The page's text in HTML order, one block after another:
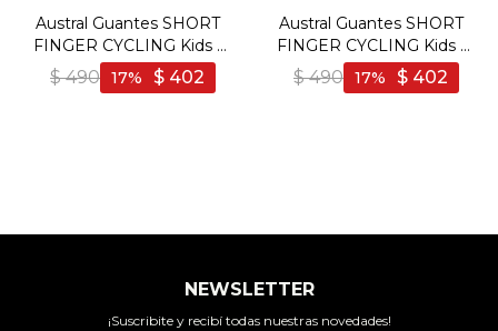
Austral Guantes SHORT
FINGER CYCLING Kids -
Fucsia/Negro - Fucsia-
Negro
$ 490 $ 402
17
Austral Guantes SHORT
FINGER CYCLING Kids -
Amarillo/Gris - Amarillo-
Gris
$ 490 $ 402
17
NEWSLETTER
¡Suscribite y recibí todas nuestras novedades!